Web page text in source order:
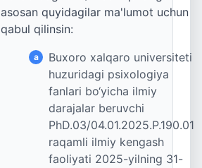
asosan quyidagilar ma'lumot uchun
qabul qilinsin:
a
Buxoro xalqaro universiteti
huzuridagi psixologiya
fanlari bo‘yicha ilmiy
darajalar beruvchi
PhD.03/04.01.2025.P.190.01
raqamli ilmiy kengash
faoliyati 2025-yilning 31-